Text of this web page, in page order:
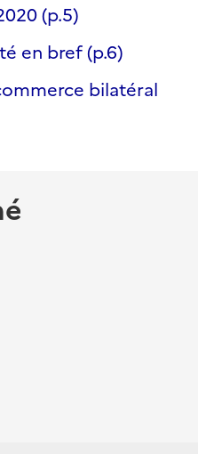
(p.5)
en bref (p.6)
bilatéral